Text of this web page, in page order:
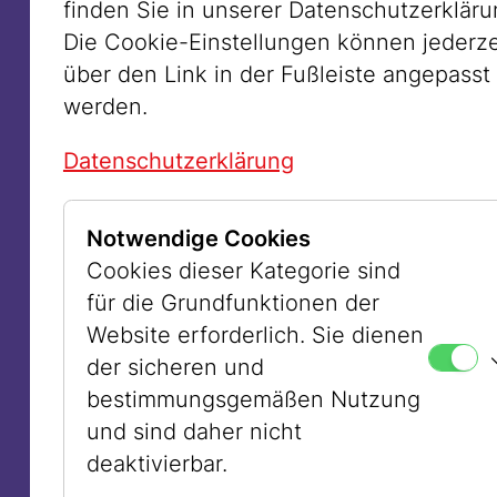
wirkt dies affirmativ, doch es kann auch
als Warnung vor der NS-Rassenideologie
verstanden werden. Anne Zalhalka
stellte das Bild mit echten Menschen
nach, um Meeres absurde „arische“
Idealisierung zu hinterfragen. Die
zentrale Figur ist eine kräftige Frau, eine
kurz zuvor aus New York eingewanderte
Jüdin. Zwar lebt diese säkular, doch da
ihre neue Heimat im Gegensatz zum
multireligiösen New York eindeutig
christlich geprägt ist, aktivierte sie ihre
jüdische Identität, um sich nicht wie ein
Alien zu fühlen.
finden Sie in unserer
Die Cookie-Einstellungen können
über den Link in der Fußleiste angepasst
werden.
Datenschutzerklärung
Notwendige Cookies
Cookies dieser Kategorie sind
für die Grundfunktionen der
Website erforderlich. Sie dienen
der sicheren und
bestimmungsgemäßen Nutzung
und sind daher nicht
deaktivierbar.